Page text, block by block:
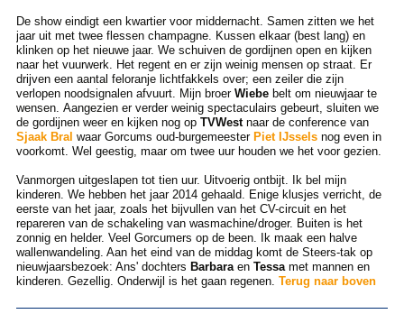
De show eindigt een kwartier voor middernacht. Samen zitten we het
jaar uit met twee flessen champagne. Kussen elkaar (best lang) en
klinken op het nieuwe jaar. We schuiven de gordijnen open en kijken
naar het vuurwerk. Het regent en er zijn weinig mensen op straat. Er
drijven een aantal feloranje lichtfakkels over; een zeiler die zijn
verlopen noodsignalen afvuurt. Mijn broer Wiebebelt om nieuwjaar te
wensen. Aangezien er verder weinig spectaculairs gebeurt, sluiten we
de gordijnen weer en kijken nog op TVWestnaar de conference van
Sjaak Bral waar Gorcums oud-burgemeester Piet IJsselsnog even in
voorkomt. Wel geestig, maar om twee uur houden we het voor gezien.
Vanmorgen uitgeslapen tot tien uur. Uitvoerig ontbijt. Ik bel mijn
kinderen. We hebben het jaar 2014 gehaald. Enige klusjes verricht, de
eerste van het jaar, zoals het bijvullen van het CV-circuit en het
repareren van de schakeling van wasmachine/droger. Buiten is het
zonnig en helder. Veel Gorcumers op de been. Ik maak een halve
wallenwandeling. Aan het eind van de middag komt de Steers-tak op
nieuwjaarsbezoek: Ans' dochters Barbaraen Tessamet mannen en
kinderen. Gezellig. Onderwijl is het gaan regenen. Terug naar boven